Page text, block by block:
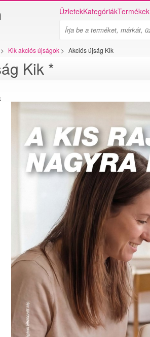
ÜzletekKategóriákTermékek
> Kik akciós újságok > Akciós újság Kik
Akciós újság Kik *